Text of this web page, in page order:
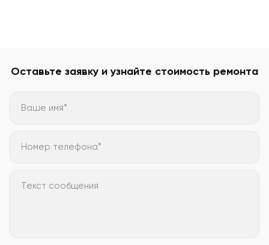
Оставьте заявку и узнайте стоимость ремонта
Ваше имя*
Номер телефона*
Текст сообщения